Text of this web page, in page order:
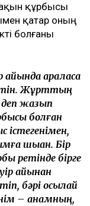
жақын құрбысы
қатар оның
болғаны
айында араласа
Жұрттың
деп жазып
болған
істегенімен,
шыққан. Бір
ретінде бірге
айынан
бәрі осылай
– анамның,